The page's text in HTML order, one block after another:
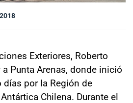
Exteriores, Roberto
Punta Arenas, donde inició
días por la Región de
Chilena. Durante el